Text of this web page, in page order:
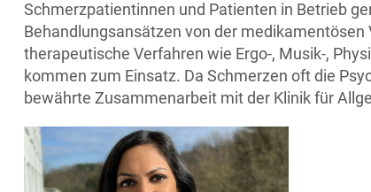
Schmerzpatientinnen und Patienten in Betrieb
Behandlungsansätzen von der
therapeutische Verfahren wie Ergo-, Musik-,
kommen zum Einsatz. Da Schmerzen oft die
bewährte Zusammenarbeit mit der Klinik für